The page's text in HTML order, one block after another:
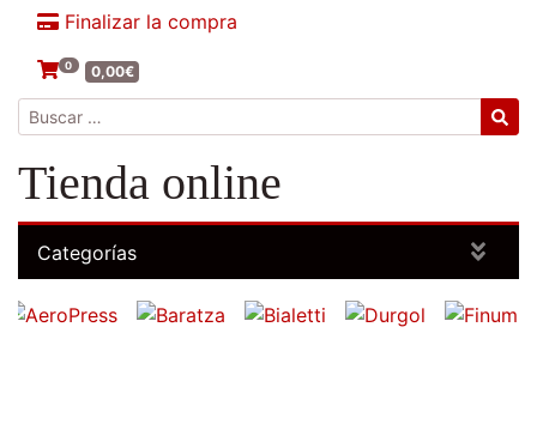
Finalizar la compra
0 0,00€
Buscar:
Tienda online
Categorías